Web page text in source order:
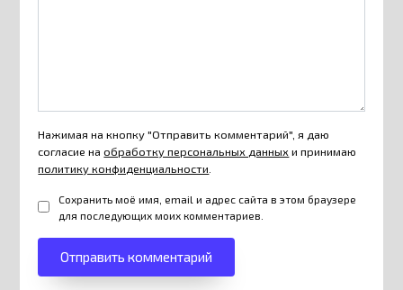
Нажимая на кнопку "Отправить комментарий", я даю
согласие наобработку персональных данных и принимаю
политику конфиденциальности
Сохранить моё имя, email и адрес сайта в этом браузере
для последующих моих комментариев.